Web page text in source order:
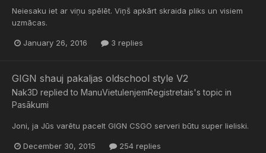
Neiesaku iet ar viņu spēlēt. Viņš apkārt skraida pliks un visiem
uzmācas.
January 26, 2016 3 replies
GIGN shauj pakaljas oldschool style V2
Nak3D replied to ManuVietuIenjemRegistretais's topic in
Pasākumi
Joni, ja Jūs varētu pacelt GIGN CSGO serveri būtu super lieliski.
December 30, 2015 254 replies